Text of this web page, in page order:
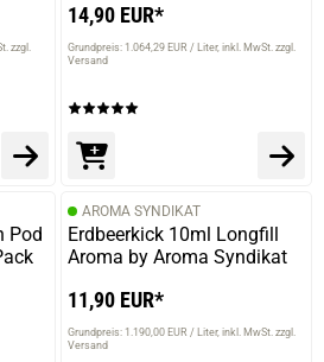
zzgl.
14,90 EUR*
Grundpreis: 1.064,29 EUR / Liter inkl. MwSt. zzgl.
Versand
Pod
AROMA SYNDIKAT
Erdbeerkick 10ml Longfill
Aroma by Aroma Syndikat
11,90 EUR*
Grundpreis: 1.190,00 EUR / Liter inkl. MwSt. zzgl.
Versand